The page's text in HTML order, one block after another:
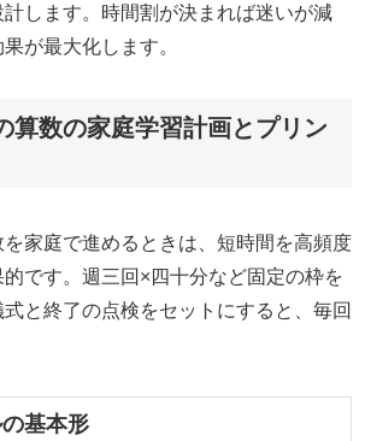
します。時間割が決まれば迷いが減
が最大化します。
算数の家庭学習計画とプリン
家庭で進めるときは、短時間を高頻度
です。週三回×四十分など固定の枠を
と終了の点検をセットにすると、毎回
基本形